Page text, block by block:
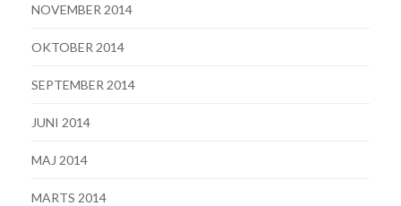
NOVEMBER 2014
OKTOBER 2014
SEPTEMBER 2014
JUNI 2014
MAJ 2014
MARTS 2014